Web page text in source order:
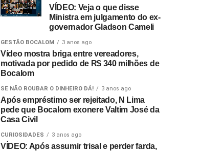
VÍDEO: Veja o que disse
Ministra em julgamento do ex-
governador Gladson Cameli
GESTÃO BOCALOM 3 anos ago
Vídeo mostra briga entre vereadores,
motivada por pedido de R$ 340 milhões de
Bocalom
SE NÃO ROUBAR O DINHEIRO DÁ! 3 anos ago
Após empréstimo ser rejeitado, N Lima
pede que Bocalom exonere Valtim José da
Casa Civil
CURIOSIDADES 3 anos ago
VÍDEO: Após assumir trisal e perder farda,